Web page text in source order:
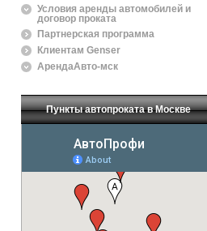
Условия аренды автомобилей и
договор проката
Партнерская программа
Клиентам Genser
АрендаАвто-мск
Пункты автопроката в Москве